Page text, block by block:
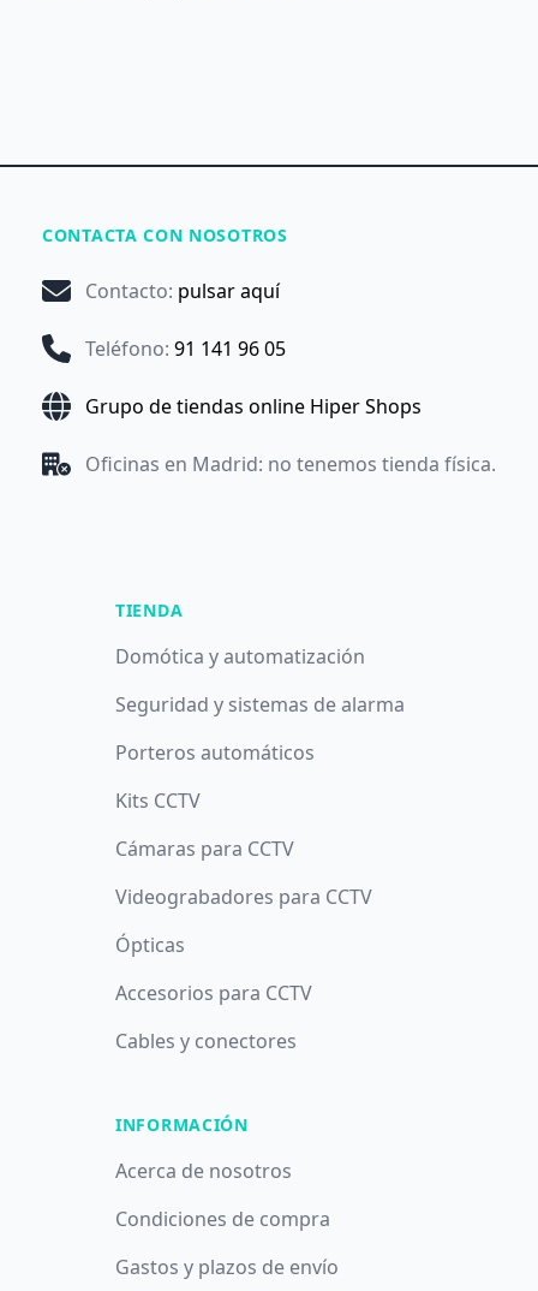
CONTACTA CON NOSOTROS
Contacto: pulsar aquí
Teléfono: 91 141 96 05
Grupo de tiendas online Hiper Shops
Oficinas en Madrid: no tenemos tienda física.
TIENDA
Domótica y automatización
Seguridad y sistemas de alarma
Porteros automáticos
Kits CCTV
Cámaras para CCTV
Videograbadores para CCTV
Ópticas
Accesorios para CCTV
Cables y conectores
INFORMACIÓN
Acerca de nosotros
Condiciones de compra
Gastos y plazos de envío